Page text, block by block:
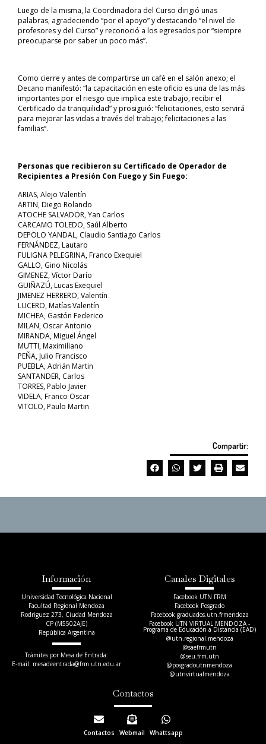
Luego de la misma, la Coordinadora del Curso dirigió unas
palabras, agradeciendo “por el apoyo” y destacando “el nivel de
profesores y del Curso” y reconoció a los egresados por “siempre
preocuparse por saber un poco más”.
Como cierre y antes de compartirse un café en el salón anexo; el
Decano manifestó: “la capacitación en este oficio es una de las más
importantes por el riesgo que implica este trabajo, recibir el
Certificado da tranquilidad” y prosiguió: “felicitaciones, esto servirá
para mejorar las vidas a través del trabajo; felicitaciones a las
familias”.
Personas que recibieron su Certificado de Operador de
Recipientes a Presión Con Fuego y Sin Fuego:
ARIAS, Alejo Valentín
ARTIN, Diego Rolando
ATOCHE SALVADOR, Yan Carlos
CARCAMO TOLEDO, Saúl Alberto
DEPOLO YANDAL, Claudio Santiago Carlos
FERNÁNDEZ, Lautaro
FULIGNA PELEGRINA, Franco Exequiel
GALLO, Gino Nicolás
GIMENEZ, Víctor Darío
GUIÑAZÚ, Lucas Exequiel
JIMENEZ HERRERO, Valentín
LUCERO, Matías Valentín
MICHEA, Gastón Federico
MILAN, Oscar Antonio
MIRANDA, Miguel Ángel
MUTTI, Maximiliano
PEÑA, Julio Francisco
PUEBLA, Adrián Martin
SANTANDER, Carlos
TORRES, Pablo Javier
VIDELA, Franco Oscar
VITOLO, Paulo Martin
Compartir:
Información
Universidad Tecnológica Nacional
Facultad Regional Mendoza
Rodriguez 273, Ciudad Mendoza
CP (M5502AJE)
República Argentina
Trámites por Mesa de Entrada:
E-mail: mesadeentrada@frm.utn.edu.ar​
Canales Digitales
Facebook UTN FRM
Facebook Posgrado
Facebook graduados.utn.frmendoza
Facebook UTN VIRTUAL MENDOZA -
Programa de Educación a Distancia (EAD)
@utn.regional.mendoza
@saefrmutn
@seu.frm.utn
@posgradoutnmendoza
@utnvirtualmendoza
Contactos
Contactos Webmail Whattsapp